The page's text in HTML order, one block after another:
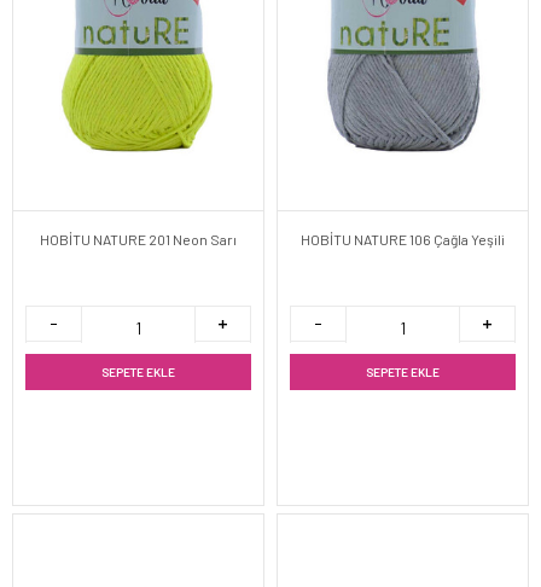
HOBİTU NATURE 201 Neon Sarı
SEPETE EKLE
HOBİTU NATURE 106 Çağla Yeşili
SEPETE EKLE